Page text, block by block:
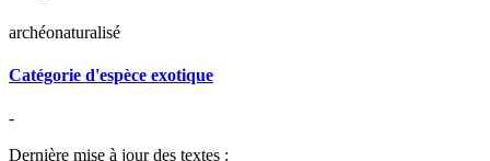
archéonaturalisé
Catégorie d'espèce exotique
-
Dernière mise à jour des textes :